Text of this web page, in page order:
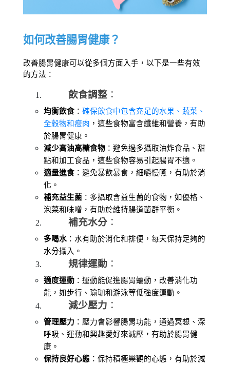
如何改善腸胃健康？
改善腸胃健康可以從多個方面入手，以下是一些有效
的方法：
飲食調整 ：
均衡飲食 ： 確保飲食中包含充足的水果、蔬菜、
全穀物和瘦肉 ，這些食物富含纖維和營養，有助
於腸胃健康。
減少高油高糖食物 ：避免過多攝取油炸食品、甜
點和加工食品，這些食物容易引起腸胃不適。
適量進食 ：避免暴飲暴食，細嚼慢嚥，有助於消
化。
補充益生菌 ：多攝取含益生菌的食物，如優格、
泡菜和味噌，有助於維持腸道菌群平衡。
補充水分 ：
多喝水 ：水有助於消化和排便，每天保持足夠的
水分攝入。
規律運動 ：
適度運動 ：運動能促進腸胃蠕動，改善消化功
能，如步行、瑜珈和游泳等低強度運動。
減少壓力 ：
管理壓力 ：壓力會影響腸胃功能，通過冥想、深
呼吸、運動和興趣愛好來減壓，有助於腸胃健
康。
保持良好心態 ：保持積極樂觀的心態，有助於減